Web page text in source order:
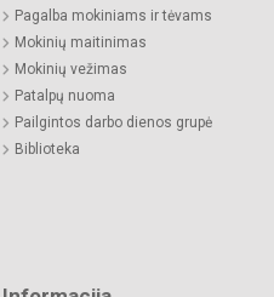
Pagalba mokiniams ir tėvams
Mokinių maitinimas
Mokinių vežimas
Patalpų nuoma
Pailgintos darbo dienos grupė
Biblioteka